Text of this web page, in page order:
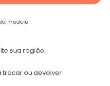
modelo
sua região.
trocar ou devolver